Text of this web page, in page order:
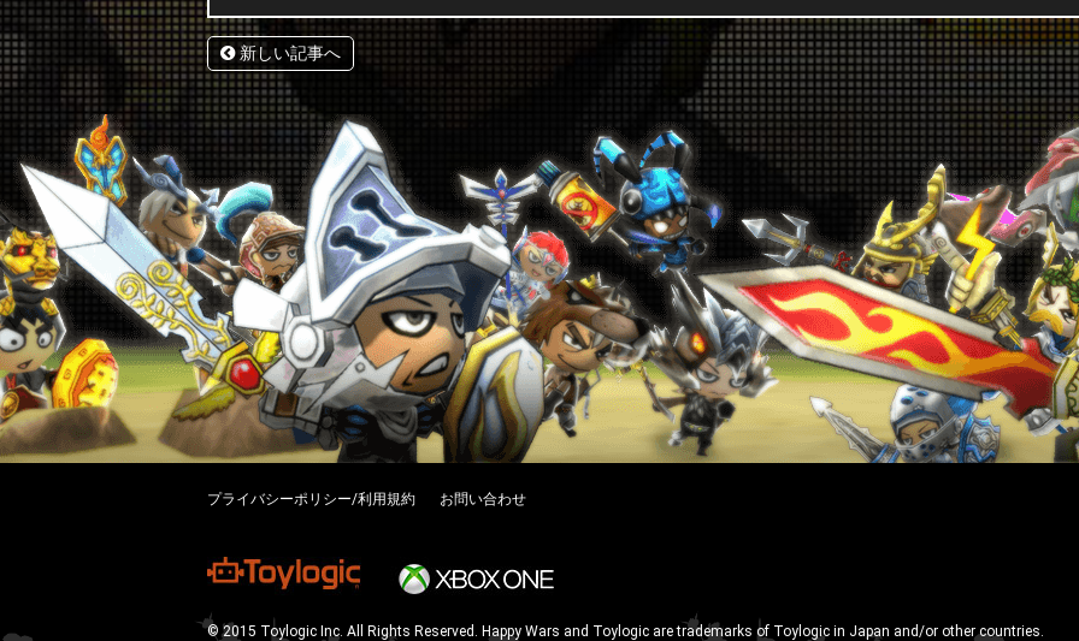
新しい記事へ
プライバシーポリシー/利用規約 お問い合わせ
© 2015 Toylogic Inc. All Rights Reserved. Happy Wars and Toylogic are trademarks of Toylogic in Japan and/or other countries.